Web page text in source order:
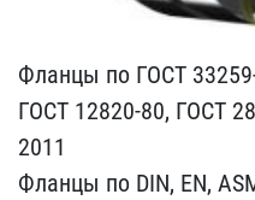
Фланцы по ГОСТ
ГОСТ 1​2820-80, ГОСТ
2011
Фл​анцы по DIN, EN,